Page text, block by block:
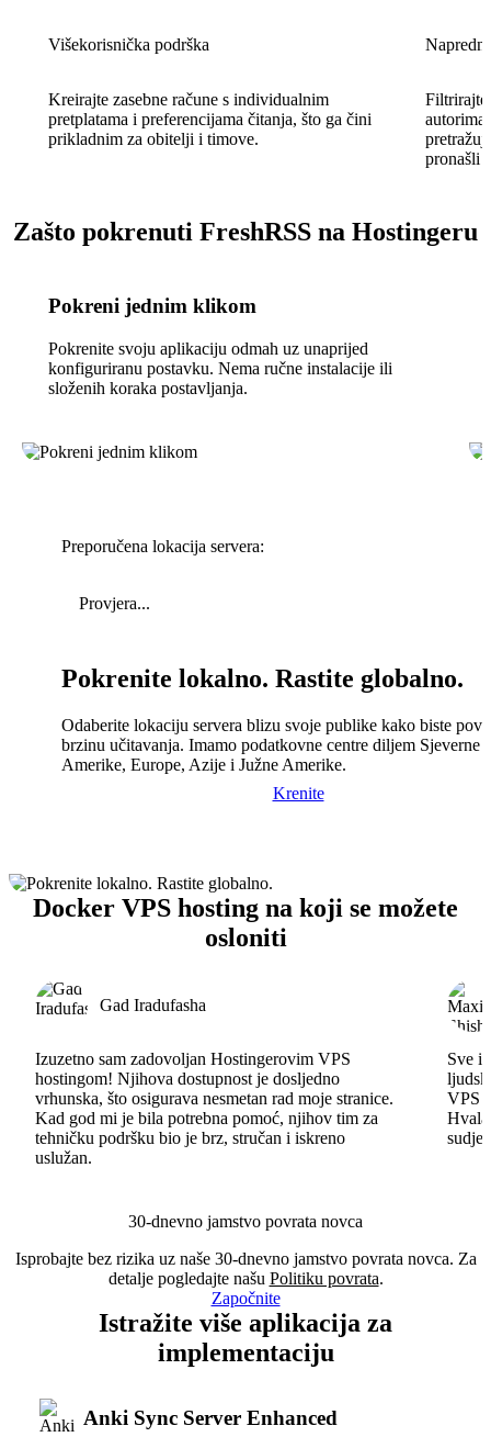
Višekorisnička podrška
Kreirajte zasebne račune s individualnim
pretplatama i preferencijama čitanja, što ga čini
prikladnim za obitelji i timove.
pronašli
Zašto pokrenuti FreshRSS na Hostingeru
Pokreni jednim klikom
Pokrenite svoju aplikaciju odmah uz unaprijed
konfiguriranu postavku. Nema ručne instalacije ili
složenih koraka postavljanja.
Preporučena lokacija servera:
Provjera...
Pokrenite lokalno. Rastite globalno.
Odaberite lokaciju servera blizu svoje publike kako biste
brzinu učitavanja. Imamo podatkovne centre diljem Sjeverne
Amerike, Europe, Azije i Južne Amerike.
Krenite
Docker VPS hosting na koji se možete
osloniti
Gad Iradufasha
Izuzetno sam zadovoljan Hostingerovim VPS
hostingom! Njihova dostupnost je dosljedno
vrhunska, što osigurava nesmetan rad moje stranice.
Kad god mi je bila potrebna pomoć, njihov tim za
tehničku podršku bio je brz, stručan i iskreno
uslužan.
Sve
VPS
30-dnevno jamstvo povrata novca
Isprobajte bez rizika uz naše 30-dnevno jamstvo povrata novca. Za
detalje pogledajte našu Politiku povrata.
Započnite
Istražite više aplikacija za
implementaciju
Anki Sync Server Enhanced